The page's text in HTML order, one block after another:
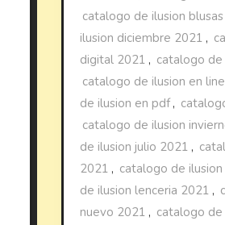
catalogo de ilusion blusas
ilusion diciembre 2021 ,
digital 2021 , catalogo de
catalogo de ilusion en
de ilusion en pdf,
catalogo de ilusion
de ilusion julio 2021 ,
2021 , catalogo de
de ilusion lenceria 2021 ,
nuevo 2021 , catalogo